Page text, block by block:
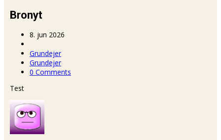
Bronyt
8. jun 2026
Grundejer
Grundejer
0 Comments
Test